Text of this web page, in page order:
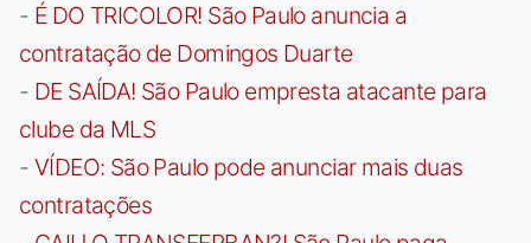
- É DO TRICOLOR! São Paulo anuncia a
contratação de Domingos Duarte
- DE SAÍDA! São Paulo empresta atacante para
clube da MLS
- VÍDEO: São Paulo pode anunciar mais duas
contratações